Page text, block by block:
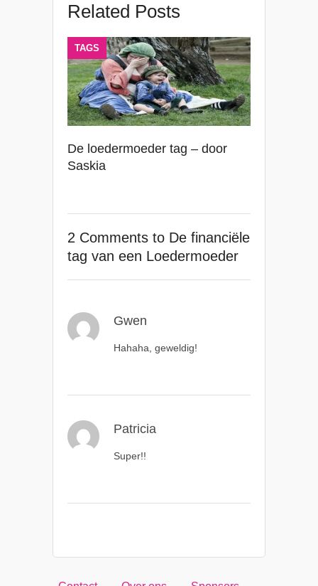
Related Posts
De loedermoeder tag – door
Saskia
TAGS
2 Comments to De financiële
tag van een Loedermoeder
Gwen
Hahaha, geweldig!
Patricia
Super!!